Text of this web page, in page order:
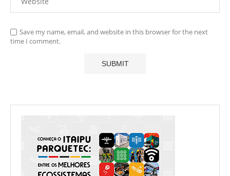
Save my name, email, and website in this browser for the next
time I comment.